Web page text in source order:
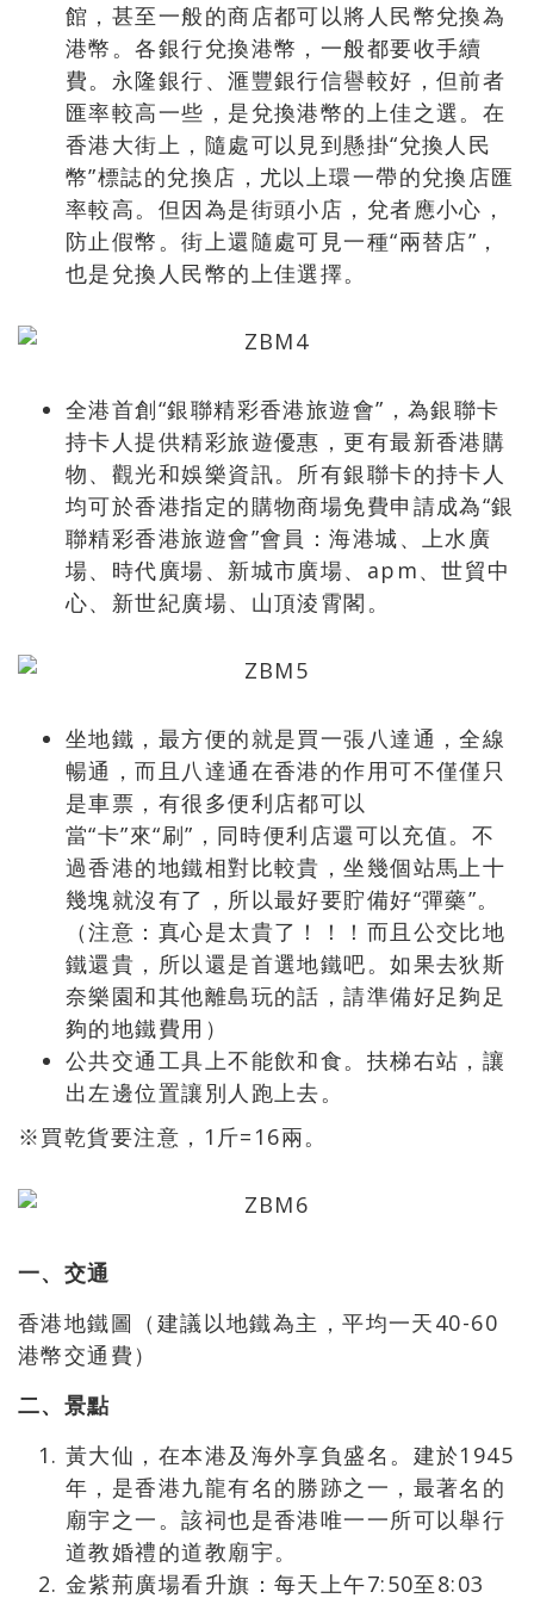
館，甚至一般的商店都可以將人民幣兌換為
港幣。各銀行兌換港幣，一般都要收手續
費。永隆銀行、滙豐銀行信譽較好，但前者
匯率較高一些，是兌換港幣的上佳之選。在
香港大街上，隨處可以見到懸掛“兌換人民
幣”標誌的兌換店，尤以上環一帶的兌換店匯
率較高。但因為是街頭小店，兌者應小心，
防止假幣。街上還隨處可見一種“兩替店”，
也是兌換人民幣的上佳選擇。
全港首創“銀聯精彩香港旅遊會”，為銀聯卡
持卡人提供精彩旅遊優惠，更有最新香港購
物、觀光和娛樂資訊。所有銀聯卡的持卡人
均可於香港指定的購物商場免費申請成為“銀
聯精彩香港旅遊會”會員：海港城、上水廣
場、時代廣場、新城市廣場、apm、世貿中
心、新世紀廣場、山頂淩霄閣。
坐地鐵，最方便的就是買一張八達通，全線
暢通，而且八達通在香港的作用可不僅僅只
是車票，有很多便利店都可以
當“卡”來“刷”，同時便利店還可以充值。不
過香港的地鐵相對比較貴，坐幾個站馬上十
幾塊就沒有了，所以最好要貯備好“彈藥”。
（注意：真心是太貴了！！！而且公交比地
鐵還貴，所以還是首選地鐵吧。如果去狄斯
奈樂園和其他離島玩的話，請準備好足夠足
夠的地鐵費用）
公共交通工具上不能飲和食。扶梯右站，讓
出左邊位置讓別人跑上去。
※買乾貨要注意，1斤=16兩。
一、交通
香港地鐵圖（建議以地鐵為主，平均一天40-60
港幣交通費）
二、景點
黃大仙，在本港及海外享負盛名。建於1945
年，是香港九龍有名的勝跡之一，最著名的
廟宇之一。該祠也是香港唯一一所可以舉行
道教婚禮的道教廟宇。
金紫荊廣場看升旗：每天上午7:50至8:03